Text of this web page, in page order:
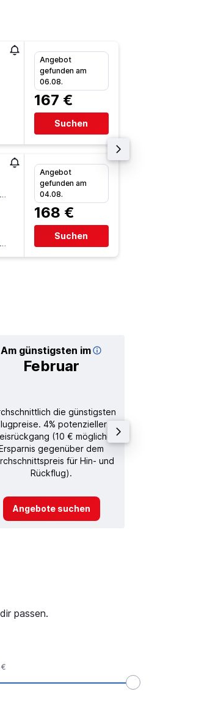
Angebot
gefunden am
06.08.
167 €
Suchen
Angebot
gefunden am
04.08.
168 €
Suchen
Am günstigsten im
Februar
die günstigsten
4% potenzieller
(10 € mögliche
gegenüber dem
für Hin- und
Rückflug).
Angebote suchen
passen.